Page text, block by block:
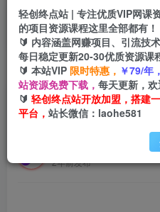
首页 创业课程 会员专属 正文
（7384期）AI头条野路
日入200-500+
2年前发布
轻创终点站 | 专注优质VIP网课
的项目资源课程这里全部都有！
🔰 内容涵盖网赚项目、引流技
每日稳定更新20-30优质资源课
🔰 本站VIP 限时特惠， ￥79/年
站资源免费下载， 每天更新，欢
🔰 轻创终点站开放加盟，搭建
平台， 站长微信：laohe581